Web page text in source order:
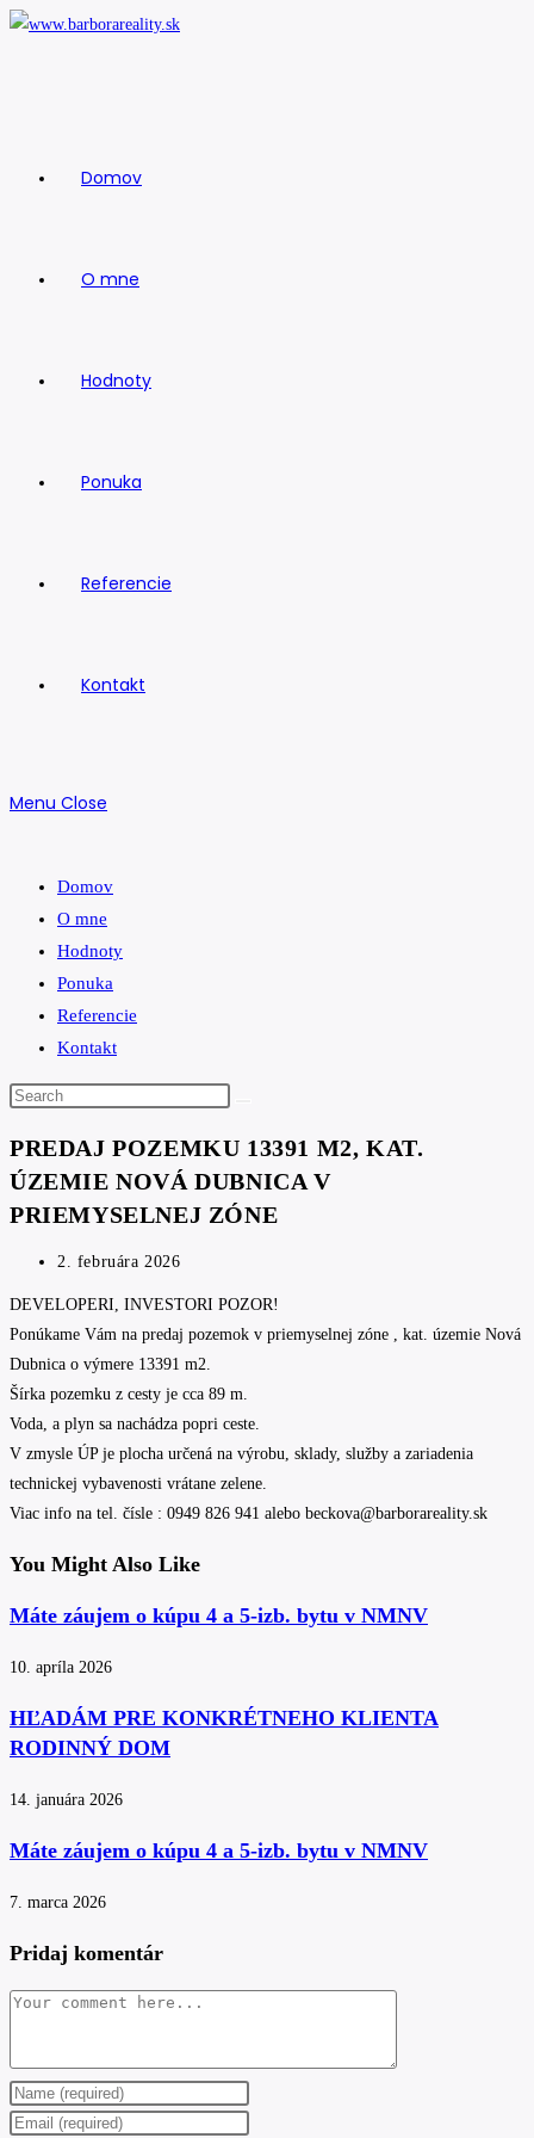
Skip
Domov
O mne
Hodnoty
Ponuka
Referencie
Kontakt
Menu Close
Domov
O mne
Hodnoty
Ponuka
Referencie
Kontakt
Search
website
PREDAJ POZEMKU 13391 M2, KAT.
ÚZEMIE NOVÁ DUBNICA V
PRIEMYSELNEJ ZÓNE
Post
2. februára 2026
DEVELOPERI, INVESTORI POZOR!
Ponúkame Vám na predaj pozemok v priemyselnej zóne , kat. územie Nová
Dubnica o výmere 13391 m2.
Šírka pozemku z cesty je cca 89 m.
Voda, a plyn sa nachádza popri ceste.
V zmysle ÚP je plocha určená na výrobu, sklady, služby a zariadenia
technickej vybavenosti vrátane zelene.
Viac info na tel. čísle : 0949 826 941 alebo beckova@barborareality.sk
You Might Also Like
Máte záujem o kúpu 4 a 5-izb. bytu v NMNV
10. apríla 2026
HĽADÁM PRE KONKRÉTNEHO KLIENTA
RODINNÝ DOM
14. januára 2026
Máte záujem o kúpu 4 a 5-izb. bytu v NMNV
7. marca 2026
Pridaj komentár
Comment
Enter
your
Enter